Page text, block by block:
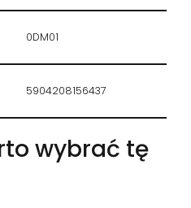
0DM01
5904208156437
wybrać tę